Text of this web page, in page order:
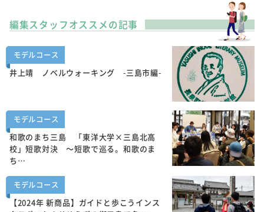
編集スタッフオススメの記事
モデルコース
井上靖 ノベルウォーキング -三島市編-
モデルコース
和歌のまち三島 「東洋大学×三島北高
校」短歌対決 ～短歌で巡る。和歌のま
ち…
モデルコース
【2024年 新商品】ガイドと歩こうインス